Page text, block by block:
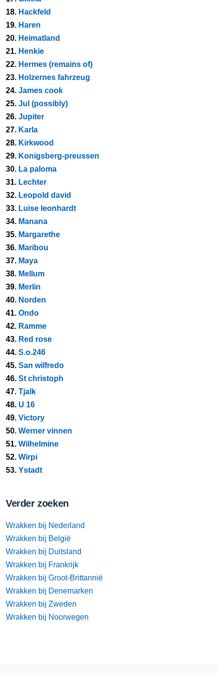
18. Hackfeld
19. Haren
20. Heimatland
21. Henkie
22. Hermes (remains of)
23. Holzernes fahrzeug
24. James cook
25. Jul (possibly)
26. Jupiter
27. Karla
28. Kirkwood
29. Konigsberg-preussen
30. La paloma
31. Lechter
32. Leopold david
33. Luise leonhardt
34. Manana
35. Margarethe
36. Maribou
37. Maya
38. Mellum
39. Merlin
40. Norden
41. Ondo
42. Ramme
43. Red rose
44. S.o.246
45. San wilfredo
46. St christoph
47. Tjalk
48. U 16
49. Victory
50. Werner vinnen
51. Wilhelmine
52. Wirpi
53. Ystadt
Verder zoeken
Wrakken bij Nederland
Wrakken bij België
Wrakken bij Duitsland
Wrakken bij Frankrijk
Wrakken bij Groot-Brittannië
Wrakken bij Denemarken
Wrakken bij Zweden
Wrakken bij Noorwegen